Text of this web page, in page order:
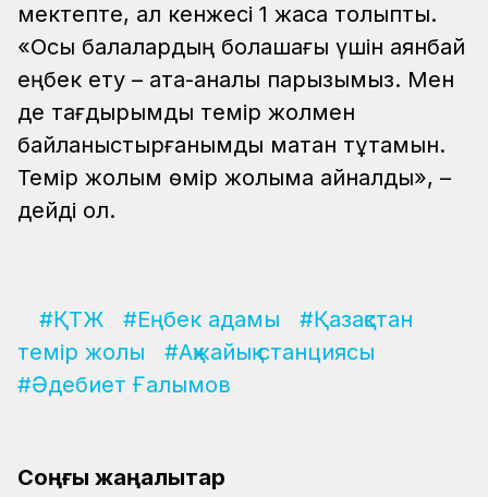
мектепте, ал кенжесі 1 жасқа толыпты.
«Осы балалардың болашағы үшін аянбай
еңбек ету – ата-аналық парызымыз. Мен
де тағдырымды темір жолмен
байланыстырғанымды мақтан тұтамын.
Темір жолым өмір жолыма айналды», –
дейді ол.
#ҚТЖ #Еңбек адамы
#Қазақстан
темір жолы
#Ақжайық станциясы
#Әдебиет Ғалымов
Соңғы жаңалықтар